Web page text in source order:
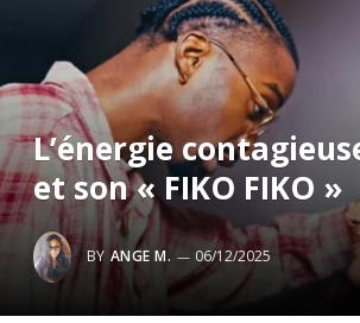
L’énergie
et son « FIKO FIKO »
BY ANGE M. 06/12/2025